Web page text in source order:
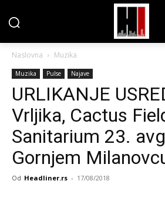
Naslovna Muzika
Muzika Pulse Najave
URLIKANJE
Vrljika, Cactus
Sanitarium 23.
Gornjem
Od Headliner.rs - 17/08/2018